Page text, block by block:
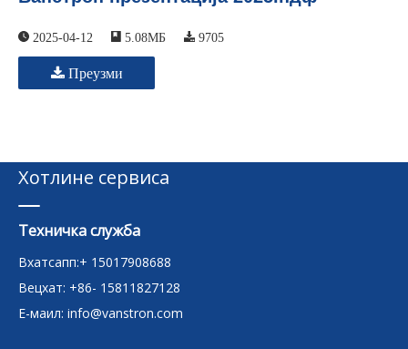
2025-04-12 5.08МБ 9705
Преузми
Хотлине сервиса
Техничка служба
Вхатсапп:+ 15017908688
Вецхат: +86- 15811827128
Е-маил: info@vanstron.com